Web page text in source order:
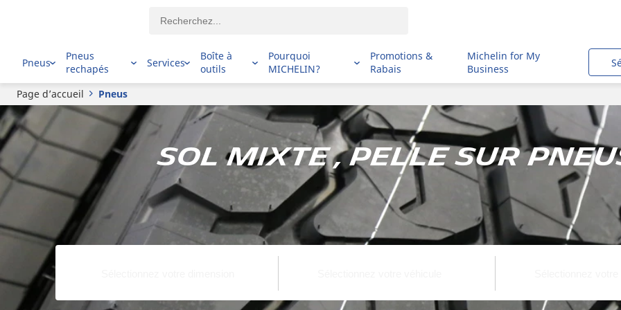
Pneus
Pneus
rechapés
Services
Boîte à
outils
Pourquoi
MICHELIN?
Promotions &
Rabais
Michelin for My
Business
Page d’accueil Pneus
Sol mixte , Pelle sur pneus